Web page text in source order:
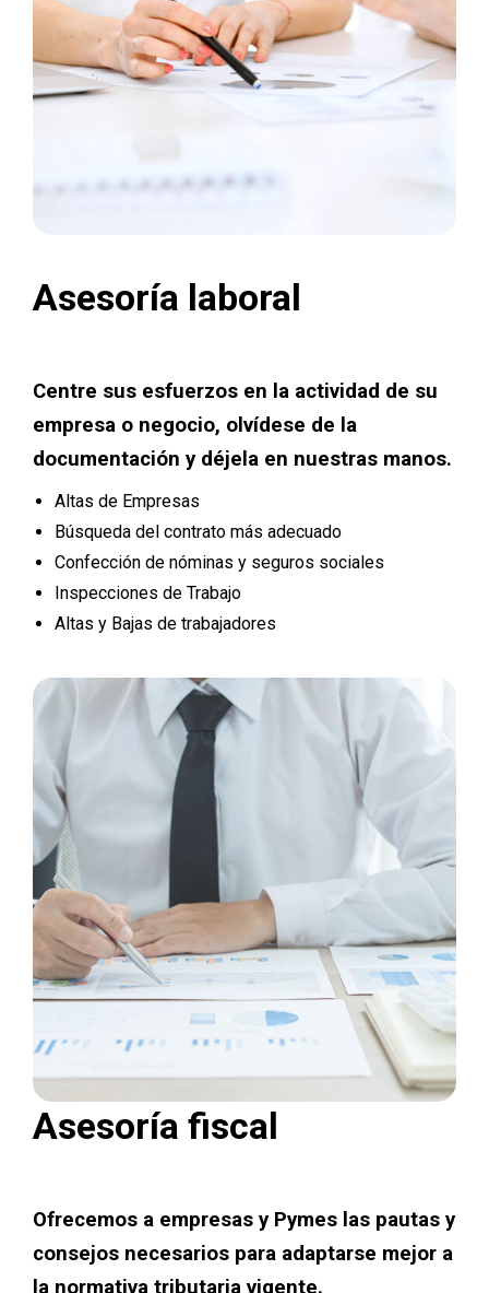
Asesoría laboral
Centre sus esfuerzos en la actividad de su
empresa o negocio, olvídese de la
documentación y déjela en nuestras manos.
Altas de Empresas
Búsqueda del contrato más adecuado
Confección de nóminas y seguros sociales
Inspecciones de Trabajo
Altas y Bajas de trabajadores
Asesoría fiscal
Ofrecemos a empresas y Pymes las pautas y
consejos necesarios para adaptarse mejor a
la normativa tributaria vigente.